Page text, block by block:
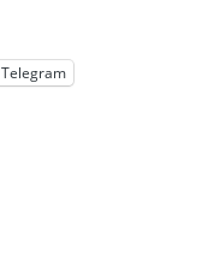
Telegram